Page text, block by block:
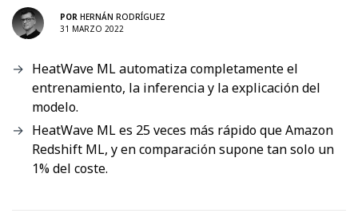
POR HERNÁN RODRÍGUEZ
31 MARZO 2022
HeatWave ML automatiza completamente el
entrenamiento, la inferencia y la explicación del
modelo.
HeatWave ML es 25 veces más rápido que Amazon
Redshift ML, y en comparación supone tan solo un
1% del coste.